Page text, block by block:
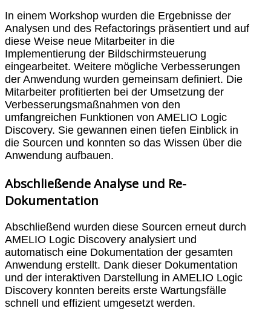
In einem Workshop wurden die Ergebnisse der
Analysen und des Refactorings präsentiert und auf
diese Weise neue Mitarbeiter in die
Implementierung der Bildschirmsteuerung
eingearbeitet. Weitere mögliche Verbesserungen
der Anwendung wurden gemeinsam definiert. Die
Mitarbeiter profitierten bei der Umsetzung der
Verbesserungsmaßnahmen von den
umfangreichen Funktionen von AMELIO Logic
Discovery. Sie gewannen einen tiefen Einblick in
die Sourcen und konnten so das Wissen über die
Anwendung aufbauen.
Abschließende Analyse und Re-
Dokumentation
Abschließend wurden diese Sourcen erneut durch
AMELIO Logic Discovery analysiert und
automatisch eine Dokumentation der gesamten
Anwendung erstellt. Dank dieser Dokumentation
und der interaktiven Darstellung in AMELIO Logic
Discovery konnten bereits erste Wartungsfälle
schnell und effizient umgesetzt werden.